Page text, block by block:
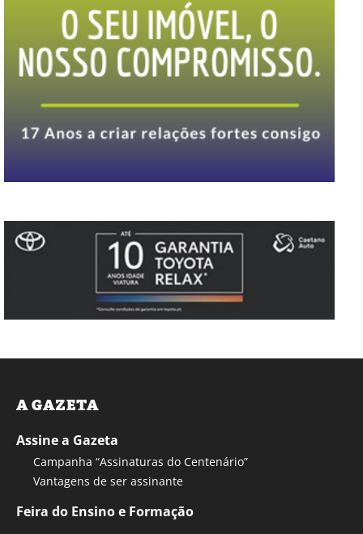
A GAZETA
Assine a Gazeta
Campanha “Assinaturas do Centenário”
Vantagens de ser assinante
Feira do Ensino e Formação